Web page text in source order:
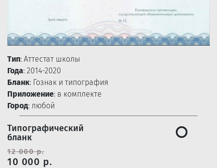
Тип: Аттестат школы
Года: 2014-2020
Бланк: Гознак и типография
Приложение: в комплекте
Город: любой
Типографический
бланк
12 000 р.
10 000 р.